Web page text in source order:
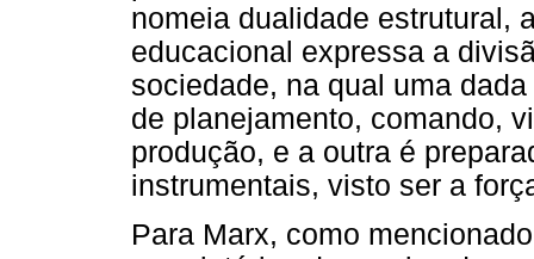
nomeia dualidade estrutural,
educacional expressa a
sociedade, na qual uma
de planejamento, comando,
produção, e a outra é
instrumentais, visto ser a
Para Marx, como